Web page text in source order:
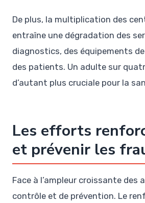
De plus, la multiplication des
entraîne une dégradation des
diagnostics, des équipements
des patients. Un adulte sur
d’autant plus cruciale pour la
Les efforts
et prévenir les
Face à l’ampleur croissante
contrôle et de prévention. Le